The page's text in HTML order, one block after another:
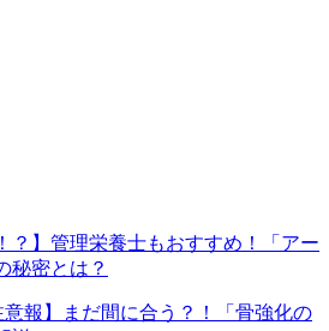
？】管理栄養士もおすすめ！「アー
秘密とは？
意報】まだ間に合う？！「骨強化の